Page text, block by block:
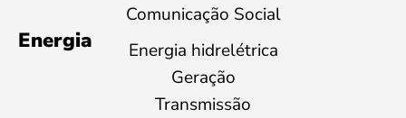
Comunicação Social
Energia
Energia hidrelétrica
Geração
Transmissão